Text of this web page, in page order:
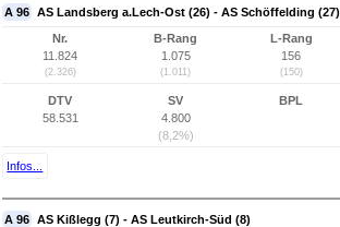
A 96 AS Landsberg a.Lech-Ost (26) - AS Schöffelding (27)
Nr.
11.824
(2.326)
B-Rang
1.075
(1.011)
L-Rang
156
(150)
DTV
58.531
SV
4.800
(8,2%)
BPL
Infos...
A 96 AS Kißlegg (7) - AS Leutkirch-Süd (8)